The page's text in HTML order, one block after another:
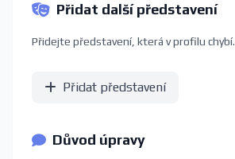
Přidat další představení
Přidejte představení, která v profilu chybí.
Přidat představení
Důvod úpravy